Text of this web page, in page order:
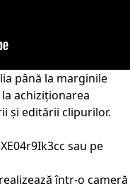
până la marginile
achiziționarea
și editării clipurilor.
sau pe
într-o cameră